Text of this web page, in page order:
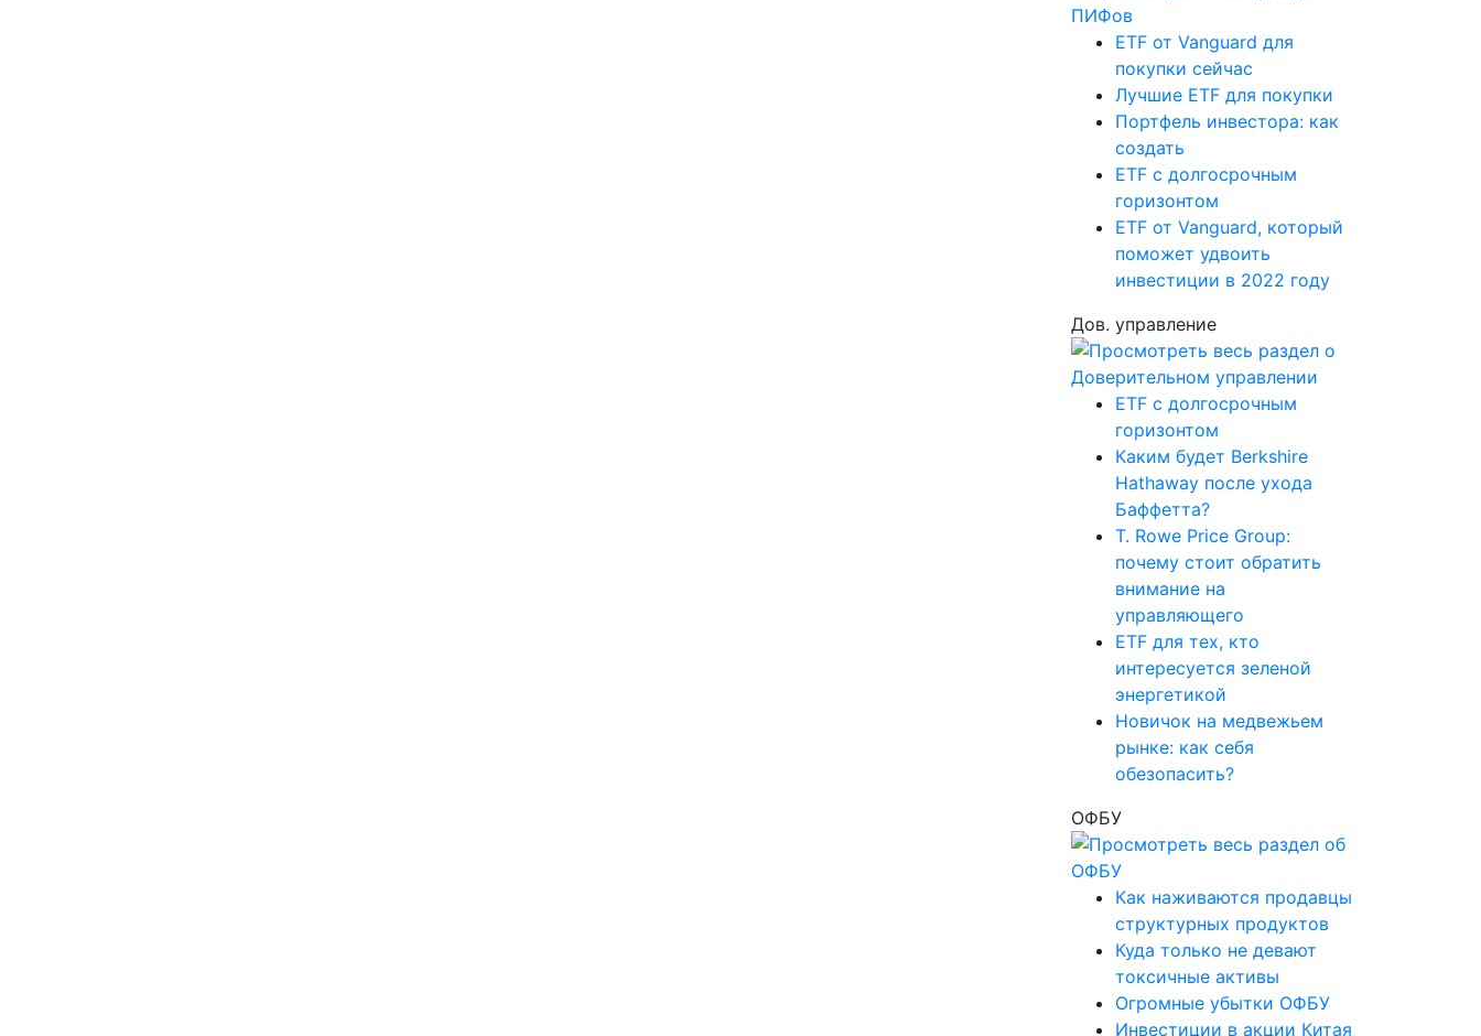
ETF от Vanguard для
покупки сейчас
Лучшие ETF для покупки
Портфель инвестора: как
создать
ETF с долгосрочным
горизонтом
ETF от Vanguard, который
поможет удвоить
инвестиции в 2022 году
Дов. управление
ETF с долгосрочным
горизонтом
Каким будет Berkshire
Hathaway после ухода
Баффетта?
T. Rowe Price Group:
почему стоит обратить
внимание на
управляющего
ETF для тех, кто
интересуется зеленой
энергетикой
Новичок на медвежьем
рынке: как себя
обезопасить?
ОФБУ
Как наживаются продавцы
структурных продуктов
Куда только не девают
токсичные активы
Огромные убытки ОФБУ
Инвестиции в акции Китая